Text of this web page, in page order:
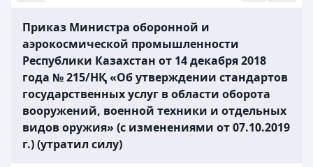
Приказ Министра оборонной и
аэрокосмической промышленности
Республики Казахстан от 14 декабря 2018
года № 215/НҚ «Об утверждении стандартов
государственных услуг в области оборота
вооружений, военной техники и отдельных
видов оружия» (с изменениями от 07.10.2019
г.) (утратил силу)